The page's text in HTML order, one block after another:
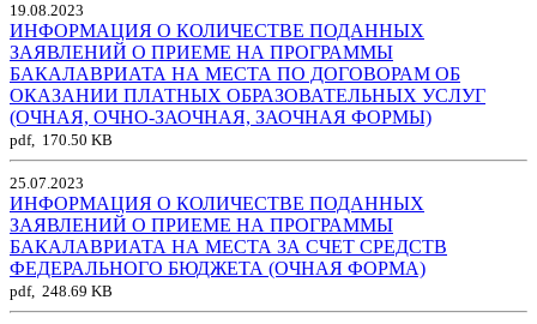
19.08.2023
ИНФОРМАЦИЯ О КОЛИЧЕСТВЕ ПОДАННЫХ
ЗАЯВЛЕНИЙ О ПРИЕМЕ НА ПРОГРАММЫ
БАКАЛАВРИАТА НА МЕСТА ПО ДОГОВОРАМ ОБ
ОКАЗАНИИ ПЛАТНЫХ ОБРАЗОВАТЕЛЬНЫХ УСЛУГ
(ОЧНАЯ, ОЧНО-ЗАОЧНАЯ, ЗАОЧНАЯ ФОРМЫ)
pdf, 170.50 KB
25.07.2023
ИНФОРМАЦИЯ О КОЛИЧЕСТВЕ ПОДАННЫХ
ЗАЯВЛЕНИЙ О ПРИЕМЕ НА ПРОГРАММЫ
БАКАЛАВРИАТА НА МЕСТА ЗА СЧЕТ СРЕДСТВ
ФЕДЕРАЛЬНОГО БЮДЖЕТА (ОЧНАЯ ФОРМА)
pdf, 248.69 KB